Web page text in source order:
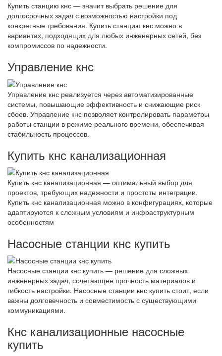
Купить станцию кнс — значит выбрать решение для
долгосрочных задач с возможностью настройки под
конкретные требования. Купить станцию кнс можно в
вариантах, подходящих для любых инженерных сетей, без
компромиссов по надежности.
Управление кнс
Управление кнс реализуется через автоматизированные
системы, повышающие эффективность и снижающие риск
сбоев. Управление кнс позволяет контролировать параметры
работы станции в режиме реального времени, обеспечивая
стабильность процессов.
Купить кнс канализационная
Купить кнс канализационная — оптимальный выбор для
проектов, требующих надежности и простоты интеграции.
Купить кнс канализационная можно в конфигурациях, которые
адаптируются к сложным условиям и инфраструктурным
особенностям
Насосные станции кнс купить
Насосные станции кнс купить — решение для сложных
инженерных задач, сочетающее прочность материалов и
гибкость настройки. Насосные станции кнс купить стоит, если
важны долговечность и совместимость с существующими
коммуникациями.
Кнс канализационные насосные
купить